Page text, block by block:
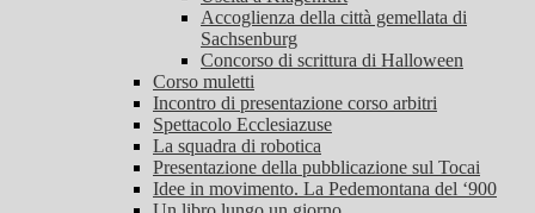
Accoglienza della città gemellata di
Sachsenburg
Concorso di scrittura di Halloween
Corso muletti
Incontro di presentazione corso arbitri
Spettacolo Ecclesiazuse
La squadra di robotica
Presentazione della pubblicazione sul Tocai
Idee in movimento. La Pedemontana del ‘900